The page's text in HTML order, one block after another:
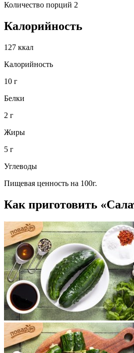
Количество порций 2
Калорийность
127 ккал
Калорийность
10 г
Белки
2 г
Жиры
5 г
Углеводы
Пищевая ценность на 100г.
Как приготовить